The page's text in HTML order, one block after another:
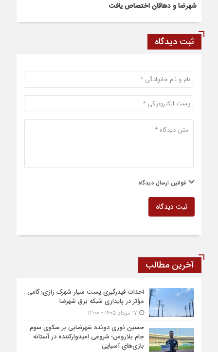
شهرضا و دهاقان اختصاص یافت
ثبت دیدگاه
قوانین ارسال دیدگاه
ثبت دیدگاه
آخرین مطالب
احداث فیدرگیری پست سیار شهرک رازی؛ گامی
مؤثر در پایداری شبکه برق شهرضا
حسین نوری دونده شهرضایی بر سکوی سوم
جام بلاروس؛ شروعی امیدوارکننده در آستانه
بازی‌های آسیایی